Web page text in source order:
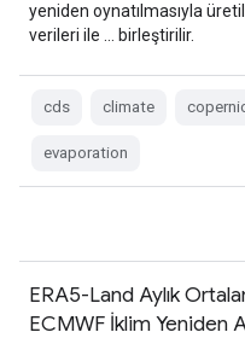
yeniden oynatılmasıyla
verileri ile … birleştirilir.
cds climate
evaporation
ERA5-Land Aylık
ECMWF İklim Yeniden